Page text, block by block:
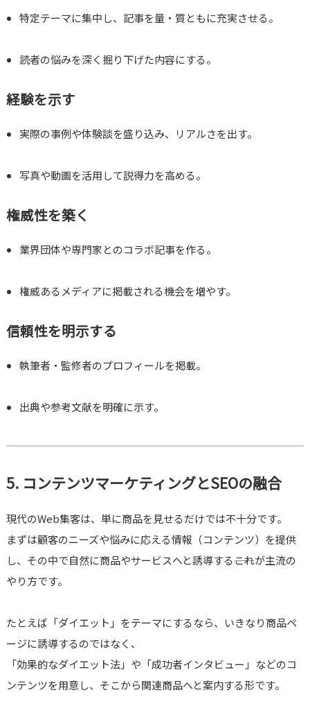
特定テーマに集中し、記事を量・質ともに充実させる。
読者の悩みを深く掘り下げた内容にする。
経験を示す
実際の事例や体験談を盛り込み、リアルさを出す。
写真や動画を活用して説得力を高める。
権威性を築く
業界団体や専門家とのコラボ記事を作る。
権威あるメディアに掲載される機会を増やす。
信頼性を明示する
執筆者・監修者のプロフィールを掲載。
出典や参考文献を明確に示す。
5. コンテンツマーケティングとSEOの融合
現代のWeb集客は、単に商品を見せるだけでは不十分です。
まずは顧客のニーズや悩みに応える情報（コンテンツ）を提供
し、その中で自然に商品やサービスへと誘導する――これが主流の
やり方です。
たとえば「ダイエット」をテーマにするなら、いきなり商品ペ
ージに誘導するのではなく、
「効果的なダイエット法」や「成功者インタビュー」などのコ
ンテンツを用意し、そこから関連商品へと案内する形です。